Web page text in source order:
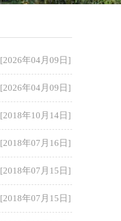
[2026年04月09日]
[2026年04月09日]
[2018年10月14日]
[2018年07月16日]
[2018年07月15日]
[2018年07月15日]